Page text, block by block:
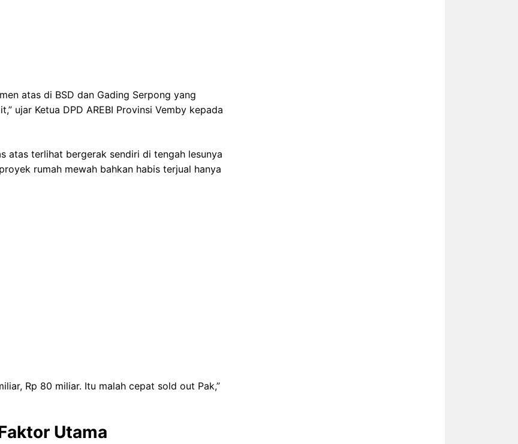
atas di BSD dan Gading Serpong yang
ujar Ketua DPD AREBI Provinsi Vemby kepada
atas terlihat bergerak sendiri di tengah lesunya
rumah mewah bahkan habis terjual hanya
Rp 80 miliar. Itu malah cepat sold out Pak,”
Utama